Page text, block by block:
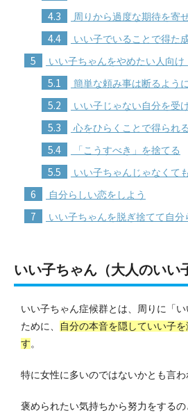
4.3 周りから過度な期待を寄
4.4 いい子でいることで得た
5 いい子ちゃんをやめたい人向
5.1 簡単な頼み事は断るよう
5.2 いい子じゃない自分を受
5.3 心をひらくことで得られ
5.4 「こうすべき」を捨てる
5.5 いい子ちゃんじゃなくて
6 自分らしい恋をしよう
7 いい子ちゃんを脱ぎ捨てて自分
いい子ちゃん（大人のいい
いい子ちゃん症候群とは、周りに「
ために、
自分の本音を隠していい子
す。
特に女性に多いのではないかとも言わ
褒められたい気持ちから努力をする